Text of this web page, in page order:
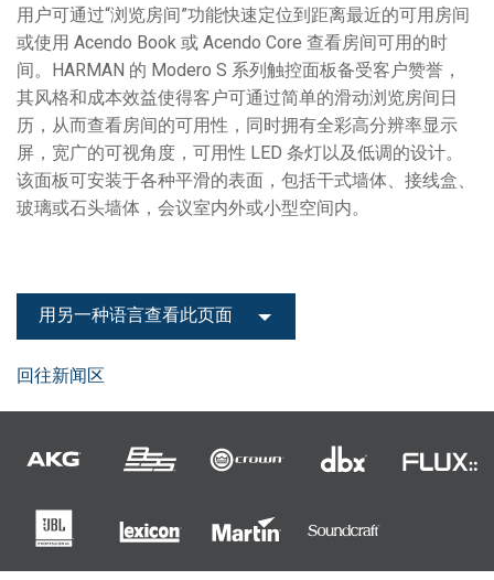
用户可通过“浏览房间”功能快速定位到距离最近的可用房间
或使用 Acendo Book 或 Acendo Core 查看房间可用的时
间。HARMAN 的 Modero S 系列触控面板备受客户赞誉，
其风格和成本效益使得客户可通过简单的滑动浏览房间日
历，从而查看房间的可用性，同时拥有全彩高分辨率显示
屏，宽广的可视角度，可用性 LED 条灯以及低调的设计。
该面板可安装于各种平滑的表面，包括干式墙体、接线盒、
玻璃或石头墙体，会议室内外或小型空间内。
用另一种语言查看此页面
回往新闻区